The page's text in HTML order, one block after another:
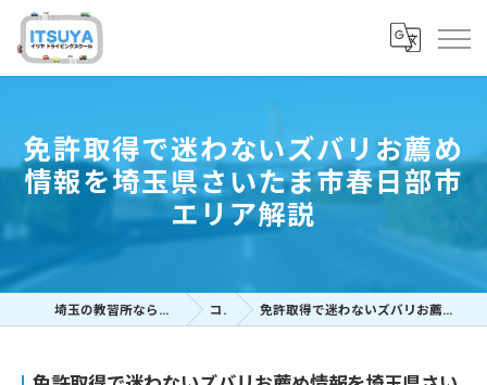
免許取得で迷わないズバリお薦め
情報を埼玉県さいたま市春日部市
エリア解説
埼玉の教習所ならイツヤドライビングスクール コラム 免許取得で迷わないズバリお薦め情報を埼玉県さいたま市春日部市エリア解説